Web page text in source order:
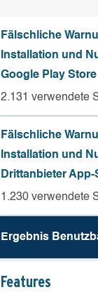
Fälschliche
Installation und
Google Play Store
2.131 verwendete
Fälschliche
Installation und
Drittanbieter App-
1.230 verwendete
Ergebnis
Features